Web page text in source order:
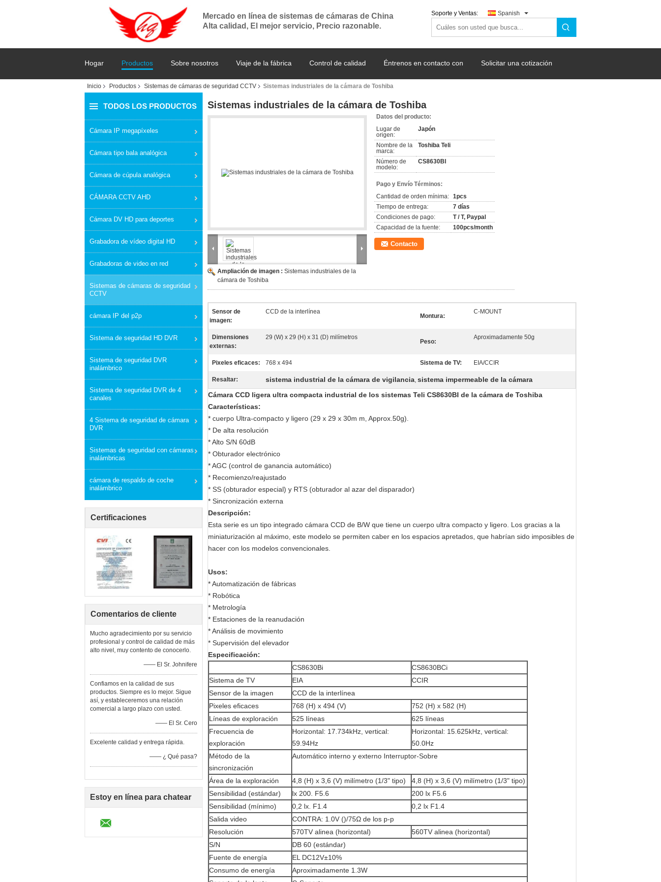
Mercado en línea de sistemas de cámaras de China
Alta calidad, El mejor servicio, Precio razonable.
Soporte y Ventas: Spanish
Hogar Productos Sobre nosotros Viaje de la fábrica Control de calidad Éntrenos en contacto con Solicitar una cotización
Inicio Productos Sistemas de cámaras de seguridad CCTV Sistemas industriales de la cámara de Toshiba
TODOS LOS PRODUCTOS
Cámara IP megapíxeles
Cámara tipo bala analógica
Cámara de cúpula analógica
CÁMARA CCTV AHD
Cámara DV HD para deportes
Grabadora de vídeo digital HD
Grabadoras de video en red
Sistemas de cámaras de seguridad
CCTV
cámara IP del p2p
Sistema de seguridad HD DVR
Sistema de seguridad DVR
inalámbrico
Sistema de seguridad DVR de 4
canales
4 Sistema de seguridad de cámara
DVR
Sistemas de seguridad con cámaras
inalámbricas
cámara de respaldo de coche
inalámbrico
Certificaciones
Comentarios de cliente
Mucho agradecimiento por su servicio
profesional y control de calidad de más
alto nivel, muy contento de conocerlo.
—— El Sr. Johnifere
Confiamos en la calidad de sus
productos. Siempre es lo mejor. Sigue
así, y estableceremos una relación
comercial a largo plazo con usted.
—— El Sr. Cero
Excelente calidad y entrega rápida.
—— ¿ Qué pasa?
Estoy en línea para chatear
Sistemas industriales de la cámara de Toshiba
Ampliación de imagen : Sistemas industriales de la
cámara de Toshiba
Datos del producto:
Lugar de
origen:
Japón
Nombre de la
marca:
Toshiba Teli
Número de
modelo:
CS8630BI
Pago y Envío Términos:
Cantidad de orden mínima: 1pcs
Tiempo de entrega:
7 días
Condiciones de pago:
T / T, Paypal
Capacidad de la fuente:
100pcs/month
Contacto
Sensor de
imagen:
CCD de la interlínea
Montura:
C-MOUNT
Dimensiones
externas:
29 (W) x 29 (H) x 31 (D) milímetros
Peso:
Aproximadamente 50g
Pixeles eficaces: 768 x 494 Sistema de TV: EIA/CCIR
Resaltar: sistema industrial de la cámara de vigilancia, sistema impermeable de la cámara
Cámara CCD ligera ultra compacta industrial de los sistemas Teli CS8630BI de la cámara de Toshiba
Características:
* cuerpo Ultra-compacto y ligero (29 x 29 x 30m m, Approx.50g).
* De alta resolución
* Alto S/N 60dB
* Obturador electrónico
* AGC (control de ganancia automático)
* Recomienzo/reajustado
* SS (obturador especial) y RTS (obturador al azar del disparador)
* Sincronización externa
Descripción:
Esta serie es un tipo integrado cámara CCD de B/W que tiene un cuerpo ultra compacto y ligero. Los gracias a la
miniaturización al máximo, este modelo se permiten caber en los espacios apretados, que habrían sido imposibles de
hacer con los modelos convencionales.
Usos:
* Automatización de fábricas
* Robótica
* Metrología
* Estaciones de la reanudación
* Análisis de movimiento
* Supervisión del elevador
Especificación:
CS8630Bi
CS8630BCi
Sistema de TV
EIA
CCIR
Sensor de la imagen
CCD de la interlínea
Pixeles eficaces
768 (H) x 494 (V)
752 (H) x 582 (H)
Líneas de exploración
525 líneas
625 líneas
Frecuencia de
exploración
Horizontal: 17.734kHz, vertical:
59.94Hz
Horizontal: 15.625kHz, vertical:
50.0Hz
Método de la
sincronización
Automático interno y externo Interruptor-Sobre
Área de la exploración 4,8 (H) x 3,6 (V) milímetro (1/3" tipo)
4,8 (H) x 3,6 (V) milímetro (1/3" tipo)
Sensibilidad (estándar)
lx 200. F5.6
200 lx F5.6
Sensibilidad (mínimo)
0,2 lx. F1.4
0,2 lx F1.4
Salida video
CONTRA: 1.0V ()/75Ω de los p-p
Resolución
570TV alinea (horizontal)
560TV alinea (horizontal)
S/N
DB 60 (estándar)
Fuente de energía
EL DC12V±10%
Consumo de energía
Aproximadamente 1.3W